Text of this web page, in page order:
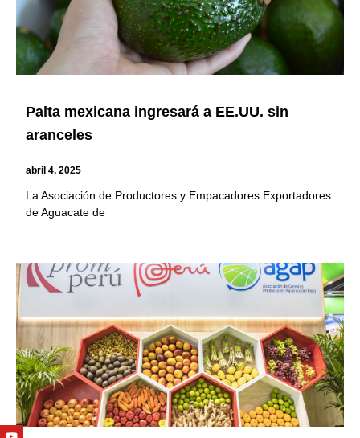
Palta mexicana ingresará a EE.UU. sin
aranceles
abril 4, 2025
La Asociación de Productores y Empacadores Exportadores
de Aguacate de
Youtube
Facebook
Twitter
Linkedin
Instagram